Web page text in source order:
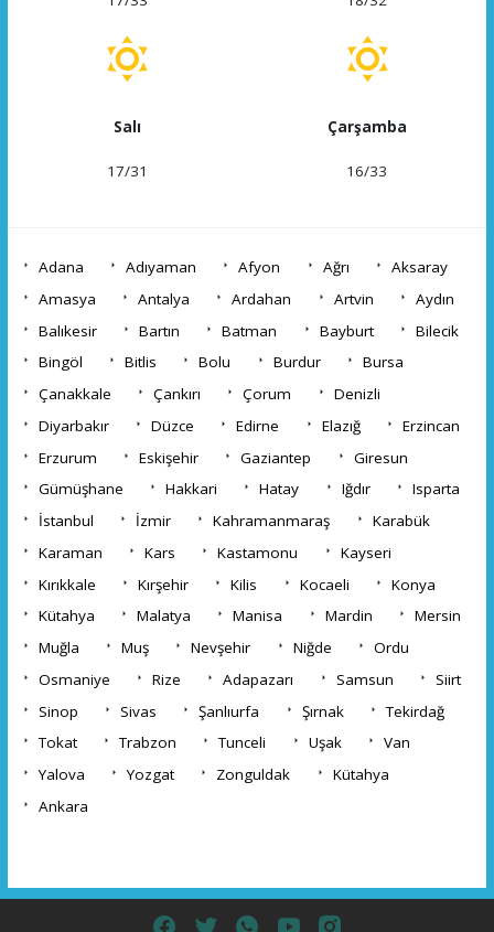
Salı
17/31
Çarşamba
16/33
Adana Adıyaman Afyon Ağrı
Aksaray
Amasya
Antalya Ardahan Artvin
Aydın
Balıkesir
Bartın Batman Bayburt
Bilecik
Bingöl
Bitlis Bolu Burdur
Bursa
Çanakkale
Çankırı Çorum
Denizli
Diyarbakır
Düzce Edirne Elazığ
Erzincan
Erzurum
Eskişehir Gaziantep
Giresun
Gümüşhane
Hakkari Hatay Iğdır
Isparta
İstanbul
İzmir Kahramanmaraş
Karabük
Karaman
Kars Kastamonu
Kayseri
Kırıkkale
Kırşehir Kilis Kocaeli
Konya
Kütahya
Malatya Manisa Mardin
Mersin
Muğla
Muş Nevşehir Niğde
Ordu
Osmaniye
Rize Adapazarı Samsun
Siirt
Sinop
Sivas Şanlıurfa Şırnak
Tekirdağ
Tokat
Trabzon Tunceli Uşak
Van
Yalova
Yozgat Zonguldak
Kütahya
Ankara